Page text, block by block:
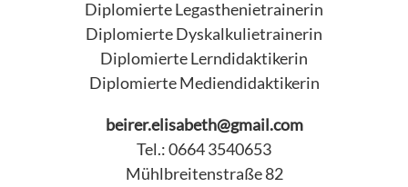
Diplomierte Legasthenietrainerin
Diplomierte Dyskalkulietrainerin
Diplomierte Lerndidaktikerin
Diplomierte Mediendidaktikerin
beirer.elisabeth@gmail.com
Tel.: 0664 3540653
Mühlbreitenstraße 82